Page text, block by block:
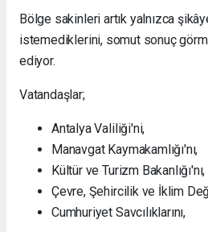
Bölge sakinleri artık yalnızca
istemediklerini, somut sonuç
ediyor.
Vatandaşlar;
Antalya Valiliği'ni,
Manavgat Kaymakamlığı'nı,
Kültür ve Turizm Bakanlığı'nı,
Çevre, Şehircilik ve İklim
Cumhuriyet Savcılıklarını,